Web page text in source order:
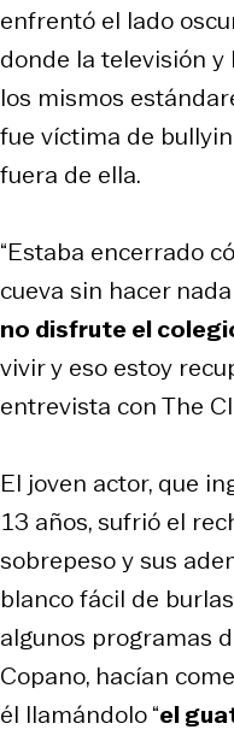
enfrentó el lado
donde la televisión
los mismos
fue víctima de
fuera de ella.
“Estaba encerrado
cueva sin hacer
no disfrute el
vivir y eso estoy
entrevista con The
El joven actor, que
13 años, sufrió el
sobrepeso y sus
blanco fácil de
algunos programas
Copano, hacían
él llamándolo “el